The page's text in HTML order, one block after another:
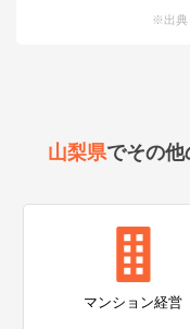
※出典
山梨県でその他
マンション経営